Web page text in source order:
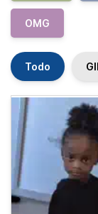
OMG
Todo